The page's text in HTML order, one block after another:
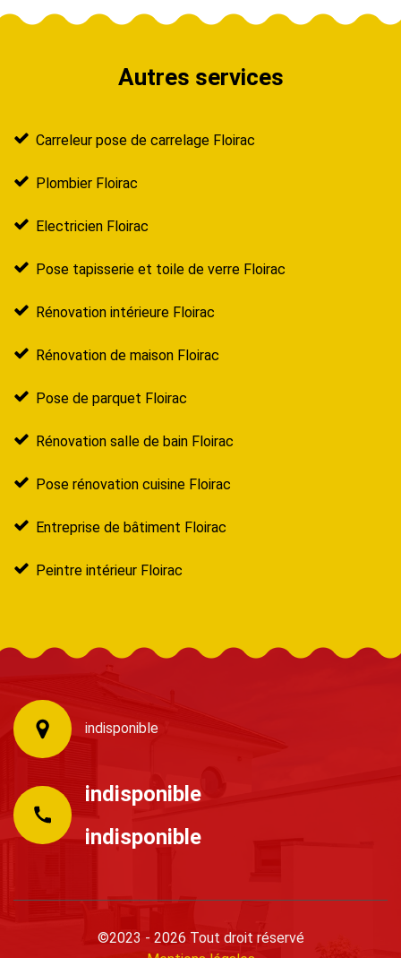
Autres services
Carreleur pose de carrelage Floirac
Plombier Floirac
Electricien Floirac
Pose tapisserie et toile de verre Floirac
Rénovation intérieure Floirac
Rénovation de maison Floirac
Pose de parquet Floirac
Rénovation salle de bain Floirac
Pose rénovation cuisine Floirac
Entreprise de bâtiment Floirac
Peintre intérieur Floirac
indisponible
indisponible
indisponible
©2023 - 2026 Tout droit réservé